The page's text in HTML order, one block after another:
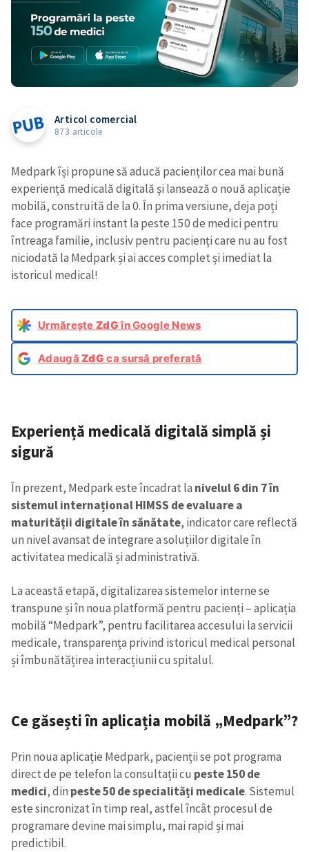
Articol comercial
873 articole
Medpark își propune să aducă pacienților cea mai bună
experiență medicală digitală și lansează o nouă aplicație
mobilă, construită de la 0. În prima versiune, deja poți
face programări instant la peste 150 de medici pentru
întreaga familie, inclusiv pentru pacienți care nu au fost
niciodată la Medpark și ai acces complet și imediat la
istoricul medical!
Urmărește ZdGîn Google News
AdaugăZdG ca sursă preferată
Experiență medicală digitală simplă și
sigură
În prezent, Medpark este încadrat la nivelul 6 din 7 în
sistemul internațional HIMSS de evaluare a
maturității digitale în sănătate, indicator care reflectă
un nivel avansat de integrare a soluțiilor digitale în
activitatea medicală și administrativă.
La această etapă, digitalizarea sistemelor interne se
transpune și în noua platformă pentru pacienți – aplicația
mobilă “Medpark”, pentru facilitarea accesului la servicii
medicale, transparența privind istoricul medical personal
și îmbunătățirea interacțiunii cu spitalul.
Ce găsești în aplicația mobilă „Medpark”?
Prin noua aplicație Medpark, pacienții se pot programa
direct de pe telefon la consultații cu peste 150 de
medici, din peste 50 de specialități medicale. Sistemul
este sincronizat în timp real, astfel încât procesul de
programare devine mai simplu, mai rapid și mai
predictibil.